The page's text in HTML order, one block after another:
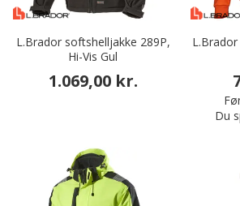
L.Brador softshelljakke 289P,
Hi-Vis Gul
1.069,00 kr.
Du